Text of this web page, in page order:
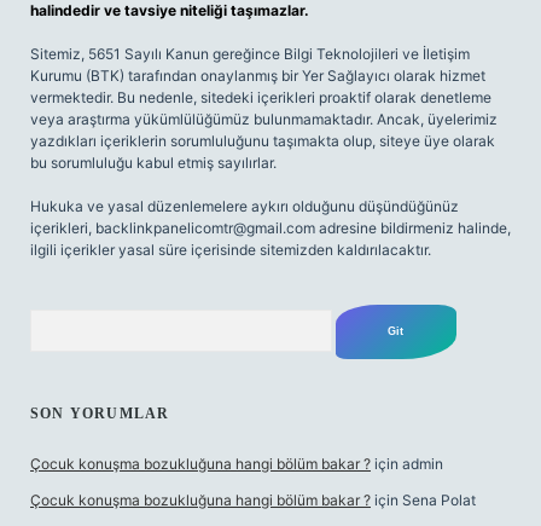
halindedir ve tavsiye niteliği taşımazlar.
Sitemiz, 5651 Sayılı Kanun gereğince Bilgi Teknolojileri ve İletişim
Kurumu (BTK) tarafından onaylanmış bir Yer Sağlayıcı olarak hizmet
vermektedir. Bu nedenle, sitedeki içerikleri proaktif olarak denetleme
veya araştırma yükümlülüğümüz bulunmamaktadır. Ancak, üyelerimiz
yazdıkları içeriklerin sorumluluğunu taşımakta olup, siteye üye olarak
bu sorumluluğu kabul etmiş sayılırlar.
Hukuka ve yasal düzenlemelere aykırı olduğunu düşündüğünüz
içerikleri, backlinkpanelicomtr@gmail.com adresine bildirmeniz halinde,
ilgili içerikler yasal süre içerisinde sitemizden kaldırılacaktır.
SON YORUMLAR
Çocuk konuşma bozukluğuna hangi bölüm bakar ? için admin
Çocuk konuşma bozukluğuna hangi bölüm bakar ? için Sena Polat